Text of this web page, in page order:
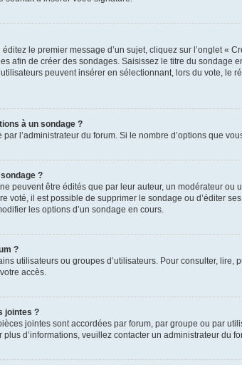
le premier message d’un sujet, cliquez sur l’onglet «
afin de créer des sondages. Saisissez le titre du
peuvent insérer en sélectionnant, lors du vote,
à un sondage ?
par l’administrateur du forum. Si le nombre d’options que
?
peuvent être édités que par leur auteur, un modérateur
voté, il est possible de supprimer le sondage ou d’éditer
les options d’un sondage en cours.
?
utilisateurs ou groupes d’utilisateurs. Pour consulter,
accès.
jointes ?
jointes sont accordées par forum, par groupe ou par
d’informations, veuillez contacter un administrateur du